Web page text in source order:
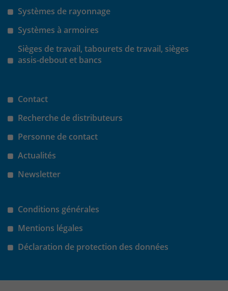
Systèmes de rayonnage
Systèmes à armoires
Sièges de travail, tabourets de travail, sièges
assis-debout et bancs
Contact
Recherche de distributeurs
Personne de contact
Actualités
Newsletter
Conditions générales
Mentions légales
Déclaration de protection des données